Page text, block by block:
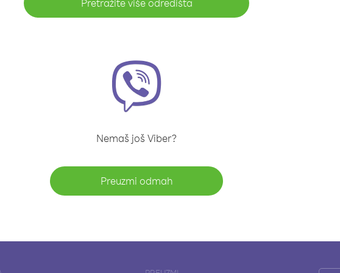
Pretražite više odredišta
Nemaš još Viber?
Preuzmi odmah